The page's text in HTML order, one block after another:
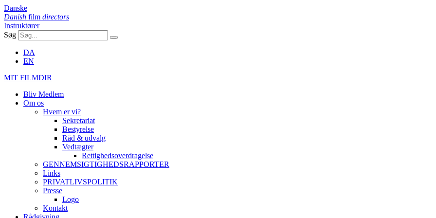
Danske
Danish film directors
Instruktører
Søg
DA
EN
MIT FILMDIR
Bliv Medlem
Om os
Hvem er vi?
Sekretariat
Bestyrelse
Råd & udvalg
Vedtægter
Rettighedsoverdragelse
GENNEMSIGTIGHEDSRAPPORTER
Links
PRIVATLIVSPOLITIK
Presse
Logo
Kontakt